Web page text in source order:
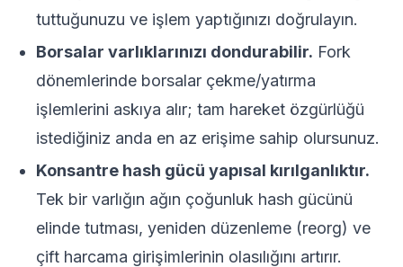
tuttuğunuzu ve işlem yaptığınızı doğrulayın.
Borsalar varlıklarınızı dondurabilir. Fork
dönemlerinde borsalar çekme/yatırma
işlemlerini askıya alır; tam hareket özgürlüğü
istediğiniz anda en az erişime sahip olursunuz.
Konsantre hash gücü yapısal kırılganlıktır.
Tek bir varlığın ağın çoğunluk hash gücünü
elinde tutması, yeniden düzenleme (reorg) ve
çift harcama girişimlerinin olasılığını artırır.